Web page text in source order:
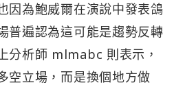
因為鮑威爾在演說中發表鴿
普遍認為這可能是趨勢反轉
分析師 mlmabc 則表示，
空立場，而是換個地方做